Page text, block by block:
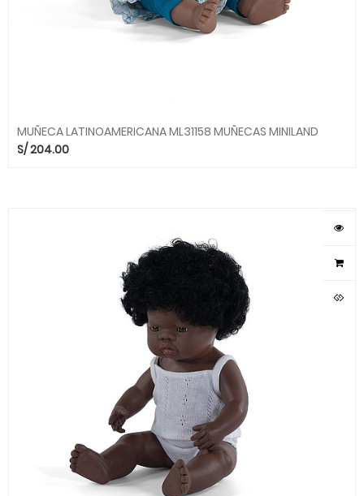
MUÑECA LATINOAMERICANA ML31158 MUÑECAS MINILAND
S/204.00